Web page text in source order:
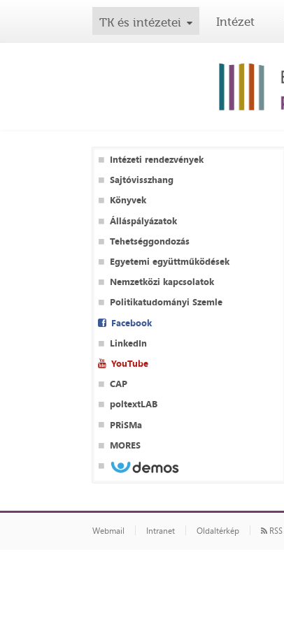
TK és intézetei Intézet
Intézeti rendezvények
Sajtóvisszhang
Könyvek
Álláspályázatok
Tehetséggondozás
Egyetemi együttműködések
Nemzetközi kapcsolatok
Politikatudományi Szemle
Facebook
LinkedIn
YouTube
CAP
poltextLAB
PRiSMa
MORES
Webmail Intranet Oldaltérkép RSS